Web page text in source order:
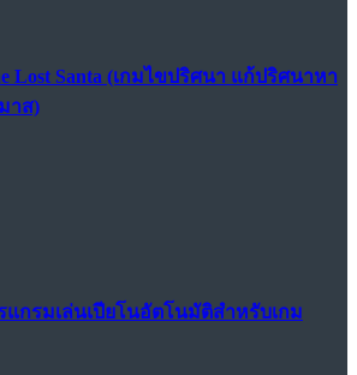
Lost Santa (เกมไขปริศนา แก้ปริศนาหา
าส)
รแกรมเล่นเปียโนอัตโนมัติสำหรับเกม